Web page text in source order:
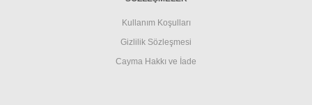
Kullanım Koşulları
Gizlilik Sözleşmesi
Cayma Hakkı ve İade